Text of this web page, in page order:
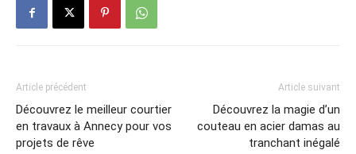
Article précédent
Découvrez le meilleur courtier
en travaux à Annecy pour vos
projets de rêve
Article suivant
Découvrez la magie d’un
couteau en acier damas au
tranchant inégalé